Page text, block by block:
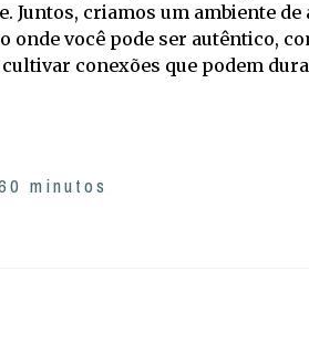
Juntos, criamos um ambiente de
onde você pode ser autêntico,
conexões que podem
minutos